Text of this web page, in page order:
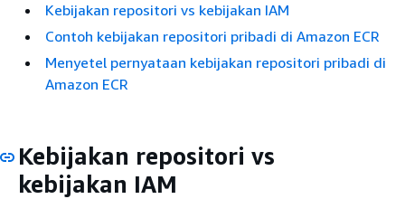
Kebijakan repositori vs kebijakan IAM
Contoh kebijakan repositori pribadi di Amazon ECR
Menyetel pernyataan kebijakan repositori pribadi di
Amazon ECR
Kebijakan repositori vs
kebijakan IAM